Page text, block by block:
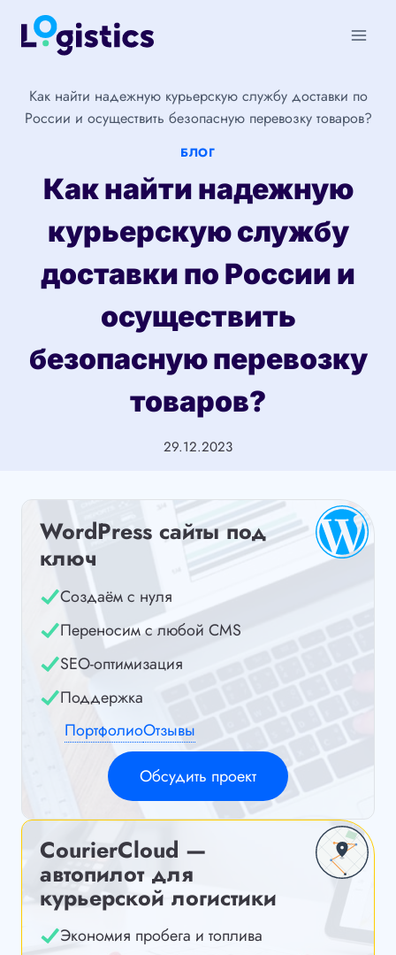
Перейти
Как найти надежную курьерскую службу доставки по
России и осуществить безопасную перевозку товаров?
БЛОГ
Как найти надежную
курьерскую службу
доставки по России и
осуществить
безопасную перевозку
товаров?
29.12.2023
WordPress сайты под
ключ
Создаём с нуля
Переносим с любой CMS
SEO-оптимизация
Поддержка
ПортфолиоОтзывы
Обсудить проект
CourierCloud —
автопилот для
курьерской логистики
Экономия пробега и топлива